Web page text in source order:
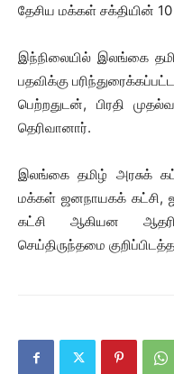
தேசிய மக்கள் சக்தியின் 10
இந்நிலையில் இலங்கை
பதவிக்கு
பெற்றதுடன், பிரதி
தெரிவானார்.
இலங்கை தமிழ் அரசுக்
மக்கள் ஜனநாயகக் கட்சி,
கட்சி ஆகியன
செய்திருந்தமை